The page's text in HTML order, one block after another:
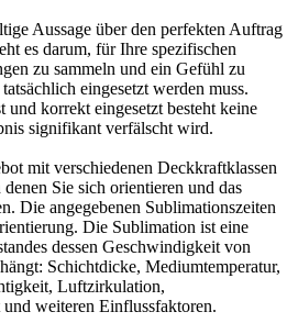
Aussage über den perfekten Auftrag
es darum, für Ihre spezifischen
zu sammeln und ein Gefühl zu
eingesetzt werden muss.
und korrekt eingesetzt besteht keine
signifikant verfälscht wird.
mit verschiedenen Deckkraftklassen
Sie sich orientieren und das
Die angegebenen Sublimationszeiten
Die Sublimation ist eine
dessen Geschwindigkeit von
Schichtdicke, Mediumtemperatur,
Luftzirkulation,
weiteren Einflussfaktoren.